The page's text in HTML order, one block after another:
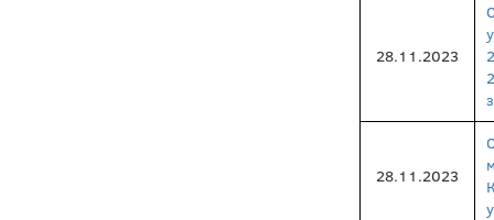
28.11.2023
28.11.2023